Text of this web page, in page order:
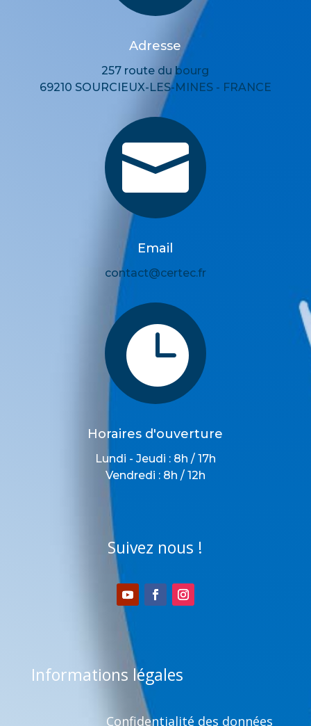
Adresse
257 route du bourg
69210 SOURCIEUX-LES-MINES - FRANCE

Email
contact@certec.fr

Horaires d'ouverture
Lundi - Jeudi : 8h / 17h
Vendredi : 8h / 12h
Suivez nous !
Informations légales
Confidentialité des données